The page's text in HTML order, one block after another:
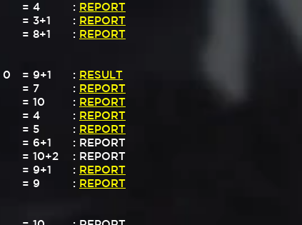
0
= 4
= 3+1
= 8+1
= 9+1
= 7
= 10
= 4
= 5
= 6+1
= 10+2
= 9+1
= 9
: REPORT
: REPORT
: REPORT
: RESULT
: REPORT
: REPORT
: REPORT
: REPORT
: REPORT
: REPORT
: REPORT
: REPORT